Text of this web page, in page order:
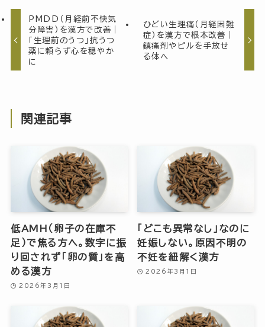
PMDD（月経前不快気
分障害）を漢方で改善｜
「生理前のうつ」抗うつ
薬に頼らず心を穏やか
に
ひどい生理痛（月経困難
症）を漢方で根本改善｜
鎮痛剤やピルを手放せ
る体へ
関連記事
低AMH（卵子の在庫不
足）で焦る方へ。数字に振
り回されず「卵の質」を高
める漢方
2026年3月1日
「どこも異常なし」なのに
妊娠しない。原因不明の
不妊を紐解く漢方
2026年3月1日